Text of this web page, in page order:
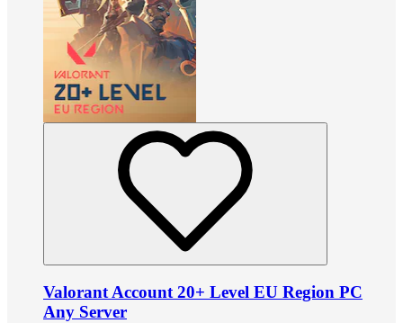
Valorant Account 20+ Level EU Region PC
Any Server